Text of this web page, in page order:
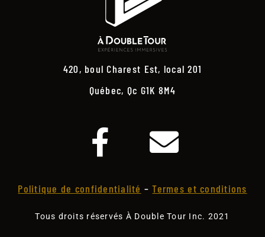
420, boul Charest Est, local 201
Québec, Qc G1K 8M4
Politique de confidentialité –Termes et conditions
Tous droits réservés À Double Tour Inc. 2021